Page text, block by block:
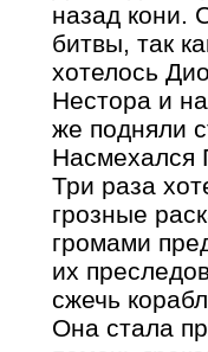
назад кони.
битвы, так
хотелось
Нестора и
же подняли
Насмехался
Три раза
грозные
громами
их
сжечь
Она стала